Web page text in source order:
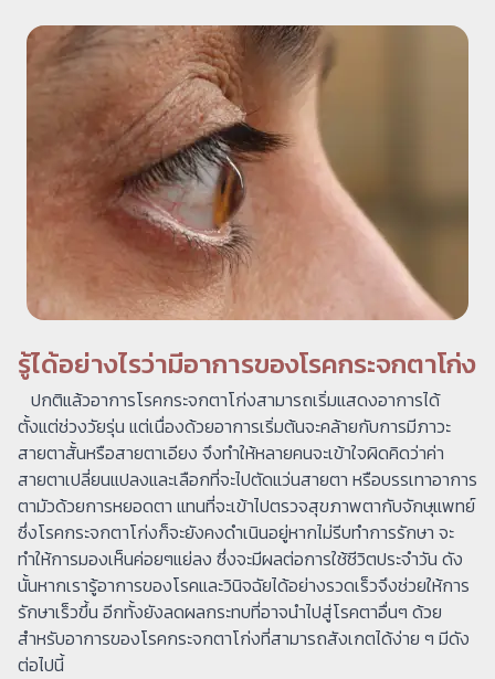
รู้ได้อย่างไรว่ามีอาการของโรคกระจกตาโก่ง
​ปกติแล้วอาการโรคกระจกตาโก่งสามารถเริ่มแสดงอาการได้
ตั้งแต่ช่วงวัยรุ่น แต่เนื่องด้วยอาการเริ่มต้นจะคล้ายกับการมีภาวะ
สายตาสั้นหรือสายตาเอียง จึงทำให้หลายคนจะเข้าใจผิดคิดว่าค่า
สายตาเปลี่ยนแปลงและเลือกที่จะไปตัดแว่นสายตา หรือบรรเทาอาการ
ตามัวด้วยการหยอดตา แทนที่จะเข้าไปตรวจสุขภาพตากับจักษุแพทย์
ซึ่งโรคกระจกตาโก่งก็จะยังคงดำเนินอยู่หากไม่รีบทำการรักษา จะ
ทำให้การมองเห็นค่อยๆแย่ลง ซึ่งจะมีผลต่อการใช้ชีวิตประจำวัน ดัง
นั้นหากเรารู้อาการของโรคและวินิจฉัยได้อย่างรวดเร็วจึงช่วยให้การ
รักษาเร็วขึ้น อีกทั้งยังลดผลกระทบที่อาจนำไปสู่โรคตาอื่นๆ ด้วย
สำหรับอาการของโรคกระจกตาโก่งที่สามารถสังเกตได้ง่าย ๆ มีดัง
ต่อไปนี้